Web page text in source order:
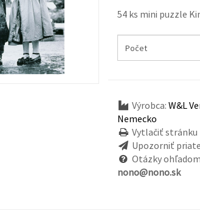
54 ks mini puzzle
Výrobca: W&L
Nemecko
Vytlačiť
Upozorniť
Otázky
nono@nono.sk